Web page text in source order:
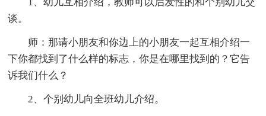
谈。
师：那请小朋友和你边上的小朋友一起互相介绍一
下你都找到了什么样的标志，你是在哪里找到的？它告
诉我们什么？
2、个别幼儿向全班幼儿介绍。